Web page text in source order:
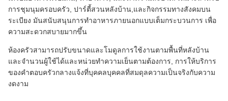
การชุมนุมครอบครัว, ปาร์ตี้สวนหลังบ้าน,และกิจกรรมทางสังคมบน
ระเบียง มันสนับสนุนการทําอาหารภายนอกแบบเต็มกระบวนการ เพื่อ
ความสะดวกสบายมากขึ้น
ห้องครัวสามารถปรับขนาดและโมดูลการใช้งานตามพื้นที่หลังบ้าน
และจํานวนผู้ใช้ได้และหน่วยทําความเย็นตามต้องการ, การให้บริการ
ของคําตอบครัวกลางแจ้งที่บุคคลบุคคลที่สมดุลความเป็นจริงกับความ
งดงาม